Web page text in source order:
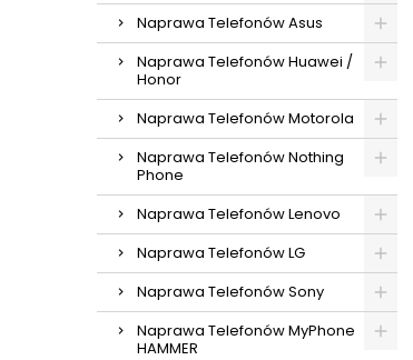
Naprawa Telefonów Asus
Naprawa Telefonów Huawei /
Honor
Naprawa Telefonów Motorola
Naprawa Telefonów Nothing
Phone
Naprawa Telefonów Lenovo
Naprawa Telefonów LG
Naprawa Telefonów Sony
Naprawa Telefonów MyPhone
HAMMER